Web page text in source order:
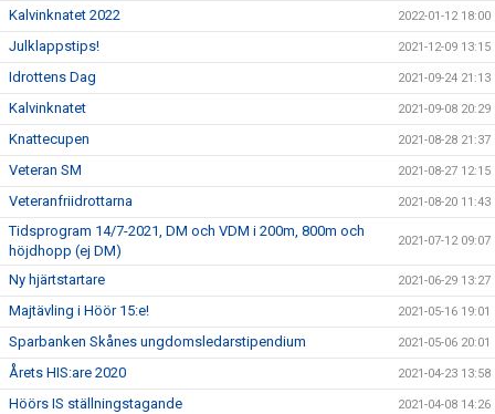
Kalvinknatet 2022 2022-01-12 18:00
Julklappstips! 2021-12-09 13:15
Idrottens Dag 2021-09-24 21:13
Kalvinknatet 2021-09-08 20:29
Knattecupen 2021-08-28 21:37
Veteran SM 2021-08-27 12:15
Veteranfriidrottarna 2021-08-20 11:43
Tidsprogram 14/7-2021, DM och VDM i 200m, 800m och
höjdhopp (ej DM)
2021-07-12 09:07
Ny hjärtstartare 2021-06-29 13:27
Majtävling i Höör 15:e! 2021-05-16 19:01
Sparbanken Skånes ungdomsledarstipendium 2021-05-06 20:01
Årets HIS:are 2020 2021-04-23 13:58
Höörs IS ställningstagande 2021-04-08 14:26